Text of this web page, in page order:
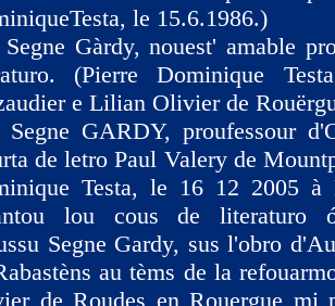
le 15.6.1986.)
Gàrdy, nouest' amable
(Pierre Dominique
e Lilian Olivier de
Segne GARDY, proufessour
de letro Paul Valery de
Testa, le 16 12 2005 à
lou cous de literaturo
Segne Gardy, sus l'obro
au tèms de la
de Roudes en Rouergue mi